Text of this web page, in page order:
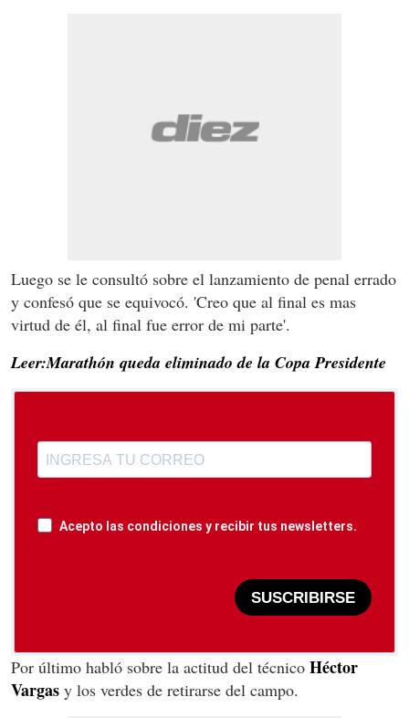
Luego se le consultó sobre el lanzamiento de penal errado
y confesó que se equivocó. 'Creo que al final es mas
virtud de él, al final fue error de mi parte'.
Leer:Marathón queda eliminado de la Copa Presidente
Acepto las condiciones y recibir tus newsletters.
SUSCRIBIRSE
Por último habló sobre la actitud del técnico Héctor
Vargas y los verdes de retirarse del campo.